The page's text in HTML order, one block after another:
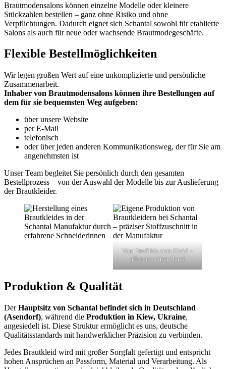
Brautmodensalons können einzelne Modelle oder kleinere
Stückzahlen bestellen – ganz ohne Risiko und ohne
Verpflichtungen. Dadurch eignet sich Schantal sowohl für etablierte
Salons als auch für neue oder wachsende Brautmodegeschäfte.
Flexible Bestellmöglichkeiten
Wir legen großen Wert auf eine unkomplizierte und persönliche
Zusammenarbeit.
Inhaber von Brautmodensalons können ihre Bestellungen auf
dem für sie bequemsten Weg aufgeben:
über unsere Website
per E-Mail
telefonisch
oder über jeden anderen Kommunikationsweg, der für Sie am
angenehmsten ist
Unser Team begleitet Sie persönlich durch den gesamten
Bestellprozess – von der Auswahl der Modelle bis zur Auslieferung
der Brautkleider.
Vom Stoff bis zum Kleid –
alles aus einer Hand
Produktion & Qualität
DerHauptsitz von Schantal befindet sich in Deutschland
(Asendorf), während die Produktion in Kiew, Ukraine,
angesiedelt ist. Diese Struktur ermöglicht es uns, deutsche
Qualitätsstandards mit handwerklicher Präzision zu verbinden.
Jedes Brautkleid wird mit großer Sorgfalt gefertigt und entspricht
hohen Ansprüchen an Passform, Material und Verarbeitung. Als